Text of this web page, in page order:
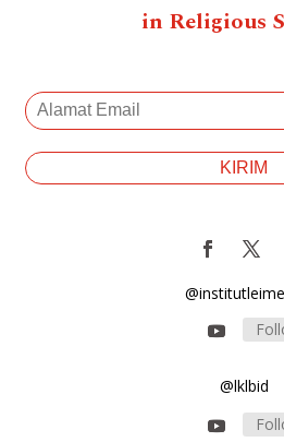
in Religious
@lklbid